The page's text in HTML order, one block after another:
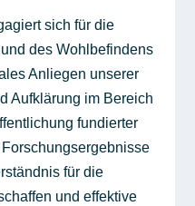
sich für die
des Wohlbefindens
Anliegen unserer
Aufklärung im Bereich
fundierter
für die
und effektive